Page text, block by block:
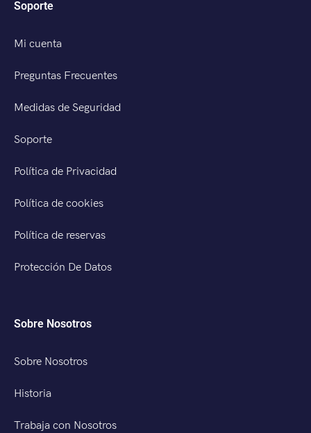
Soporte
Mi cuenta
Preguntas Frecuentes
Medidas de Seguridad
Soporte
Política de Privacidad
Política de cookies
Política de reservas
Protección De Datos
Sobre Nosotros
Sobre Nosotros
Historia
Trabaja con Nosotros